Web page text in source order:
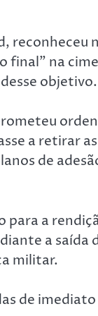
reconheceu
final” na
objetivo.
a retirar
de
a
a saída
militar.
de